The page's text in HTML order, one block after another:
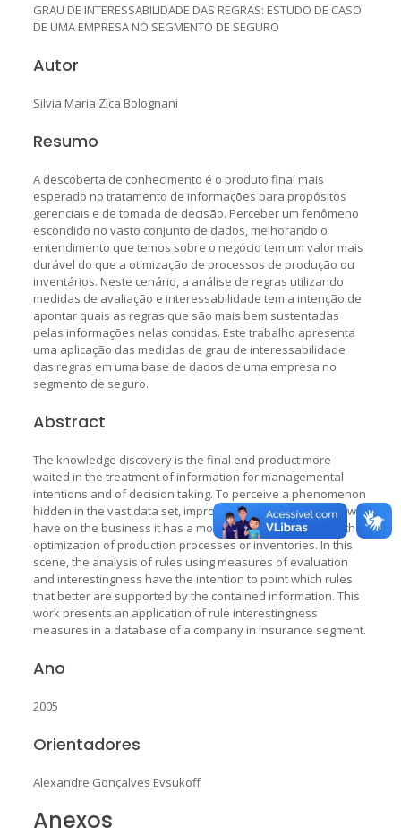
GRAU DE INTERESSABILIDADE DAS REGRAS: ESTUDO DE CASO
DE UMA EMPRESA NO SEGMENTO DE SEGURO
Autor
Silvia Maria Zica Bolognani
Resumo
A descoberta de conhecimento é o produto final mais
esperado no tratamento de informações para propósitos
gerenciais e de tomada de decisão. Perceber um fenômeno
escondido no vasto conjunto de dados, melhorando o
entendimento que temos sobre o negócio tem um valor mais
durável do que a otimização de processos de produção ou
inventários. Neste cenário, a análise de regras utilizando
medidas de avaliação e interessabilidade tem a intenção de
apontar quais as regras que são mais bem sustentadas
pelas informações nelas contidas. Este trabalho apresenta
uma aplicação das medidas de grau de interessabilidade
das regras em uma base de dados de uma empresa no
segmento de seguro.
Abstract
The knowledge discovery is the final end product more
waited in the treatment of information for managemental
intentions and of decision taking. To perceive a phenomenon
hidden in the vast data set, improving the agreement that we
have on the business it has a more durable value of that the
optimization of production processes or inventories. In this
scene, the analysis of rules using measures of evaluation
and interestingness have the intention to point which rules
that better are supported by the contained information. This
work presents an application of rule interestingness
measures in a database of a company in insurance segment.
Ano
2005
Orientadores
Alexandre Gonçalves Evsukoff
Anexos